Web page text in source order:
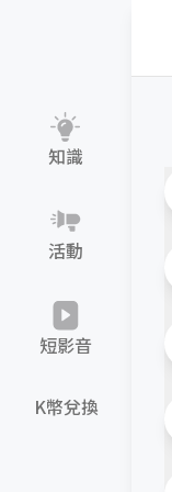
知識
活動
短影音
K幣兌換